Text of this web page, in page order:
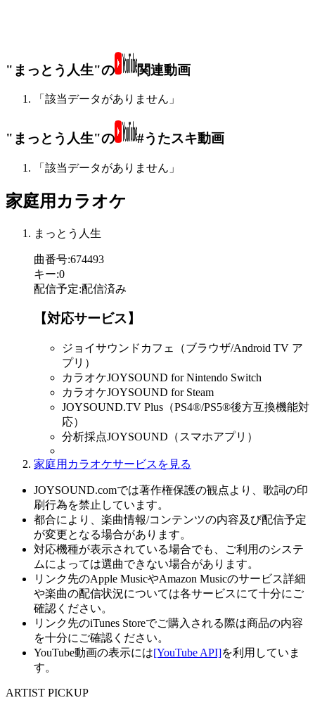
"まっとう人生"の 関連動画
「該当データがありません」
"まっとう人生"の #うたスキ動画
「該当データがありません」
家庭用カラオケ
まっとう人生
曲番号:674493
キー:0
配信予定:配信済み
【対応サービス】
ジョイサウンドカフェ（ブラウザ/Android TV ア
プリ）
カラオケJOYSOUND for Nintendo Switch
カラオケJOYSOUND for Steam
JOYSOUND.TV Plus（PS4®/PS5®後方互換機能対
応）
分析採点JOYSOUND（スマホアプリ）
家庭用カラオケサービスを見る
JOYSOUND.comでは著作権保護の観点より、歌詞の印
刷行為を禁止しています。
都合により、楽曲情報/コンテンツの内容及び配信予定
が変更となる場合があります。
対応機種が表示されている場合でも、ご利用のシステ
ムによっては選曲できない場合があります。
リンク先のApple MusicやAmazon Musicのサービス詳細
や楽曲の配信状況については各サービスにて十分にご
確認ください。
リンク先のiTunes Storeでご購入される際は商品の内容
を十分にご確認ください。
YouTube動画の表示には[YouTube API]を利用していま
す。
ARTIST PICKUP